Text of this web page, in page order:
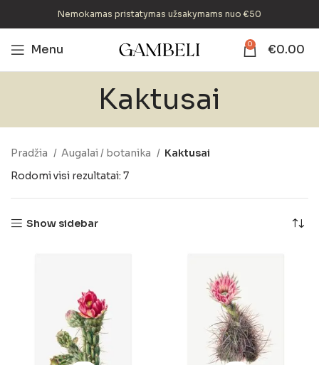
Nemokamas pristatymas užsakymams nuo €50
Menu 0 €0.00
Kaktusai
Pradžia Augalai / botanika
Kaktusai
Rodomi visi rezultatai: 7
Show sidebar